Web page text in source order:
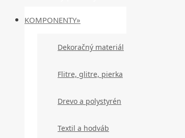
KOMPONENTY»
Dekoračný materiál
Flitre, glitre, pierka
Drevo a polystyrén
Textil a hodváb